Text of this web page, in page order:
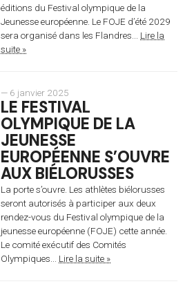
éditions du Festival olympique de la
Jeunesse européenne. Le FOJE d’été 2029
sera organisé dans les Flandres... Lire la
suite »
— 6 janvier 2025
LE FESTIVAL
OLYMPIQUE DE LA
JEUNESSE
EUROPÉENNE S’OUVRE
AUX BIÉLORUSSES
La porte s’ouvre. Les athlètes biélorusses
seront autorisés à participer aux deux
rendez-vous du Festival olympique de la
jeunesse européenne (FOJE) cette année.
Le comité exécutif des Comités
Olympiques... Lire la suite »